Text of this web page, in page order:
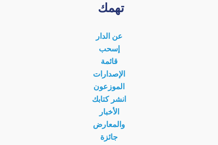
تهمك
عن الدار
إسحب
قائمة
الإصدارات
الموزعون
انشر كتابك
الأخبار
والمعارض
جائزة